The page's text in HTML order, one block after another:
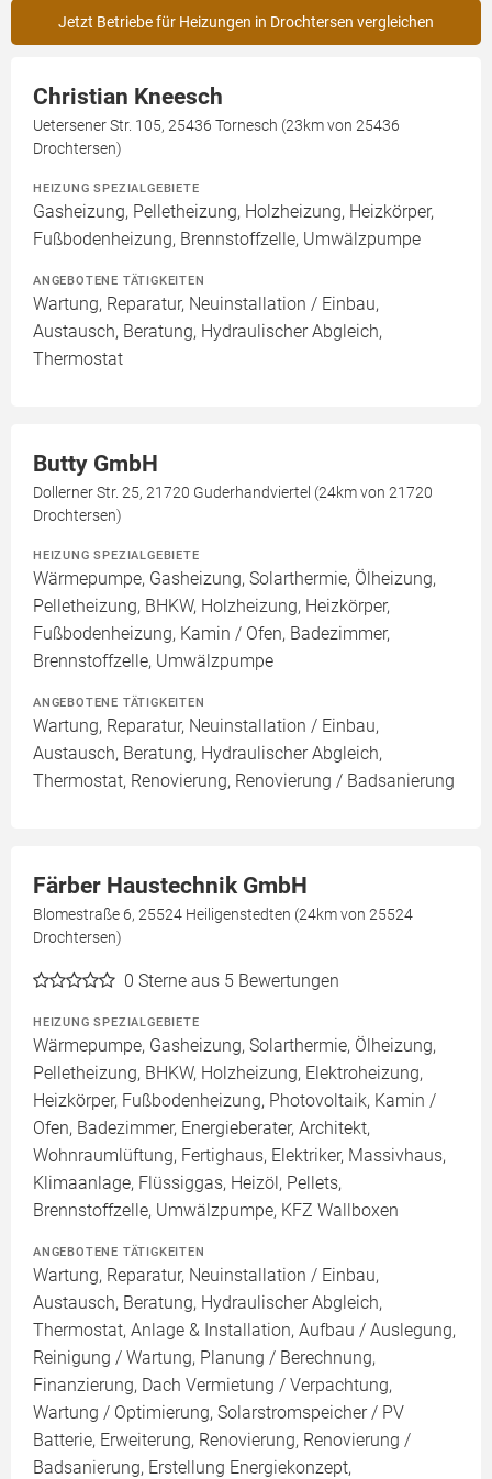
Jetzt Betriebe für Heizungen in Drochtersen vergleichen
Christian Kneesch
Uetersener Str. 105, 25436 Tornesch (23km von 25436
Drochtersen)
HEIZUNG SPEZIALGEBIETE
Gasheizung, Pelletheizung, Holzheizung, Heizkörper,
Fußbodenheizung, Brennstoffzelle, Umwälzpumpe
ANGEBOTENE TÄTIGKEITEN
Wartung, Reparatur, Neuinstallation / Einbau,
Austausch, Beratung, Hydraulischer Abgleich,
Thermostat
Butty GmbH
Dollerner Str. 25, 21720 Guderhandviertel (24km von 21720
Drochtersen)
HEIZUNG SPEZIALGEBIETE
Wärmepumpe, Gasheizung, Solarthermie, Ölheizung,
Pelletheizung, BHKW, Holzheizung, Heizkörper,
Fußbodenheizung, Kamin / Ofen, Badezimmer,
Brennstoffzelle, Umwälzpumpe
ANGEBOTENE TÄTIGKEITEN
Wartung, Reparatur, Neuinstallation / Einbau,
Austausch, Beratung, Hydraulischer Abgleich,
Thermostat, Renovierung, Renovierung / Badsanierung
Färber Haustechnik GmbH
Blomestraße 6, 25524 Heiligenstedten (24km von 25524
Drochtersen)
0 Sterne aus 5 Bewertungen
HEIZUNG SPEZIALGEBIETE
Wärmepumpe, Gasheizung, Solarthermie, Ölheizung,
Pelletheizung, BHKW, Holzheizung, Elektroheizung,
Heizkörper, Fußbodenheizung, Photovoltaik, Kamin /
Ofen, Badezimmer, Energieberater, Architekt,
Wohnraumlüftung, Fertighaus, Elektriker, Massivhaus,
Klimaanlage, Flüssiggas, Heizöl, Pellets,
Brennstoffzelle, Umwälzpumpe, KFZ Wallboxen
ANGEBOTENE TÄTIGKEITEN
Wartung, Reparatur, Neuinstallation / Einbau,
Austausch, Beratung, Hydraulischer Abgleich,
Thermostat, Anlage & Installation, Aufbau / Auslegung,
Reinigung / Wartung, Planung / Berechnung,
Finanzierung, Dach Vermietung / Verpachtung,
Wartung / Optimierung, Solarstromspeicher / PV
Batterie, Erweiterung, Renovierung, Renovierung /
Badsanierung, Erstellung Energiekonzept,